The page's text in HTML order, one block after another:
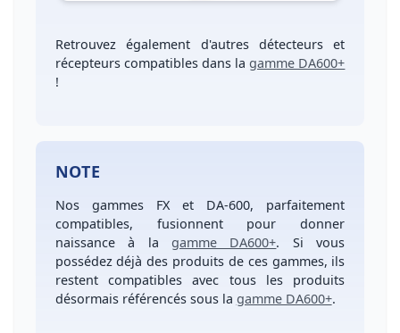
Retrouvez également d'autres détecteurset
récepteurs compatiblesdans lagamme DA600+
!
NOTE
Nos gammes FX et DA-600, parfaitement
compatibles, fusionnentpour donner
naissance à la gamme DA600+. Si vous
possédez déjà des produits de ces gammes, ils
restent compatibles avec tous les produits
désormais référencés sous la gamme DA600+.